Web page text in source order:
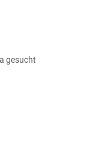
gesucht